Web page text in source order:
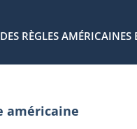
RÈGLES
américaine